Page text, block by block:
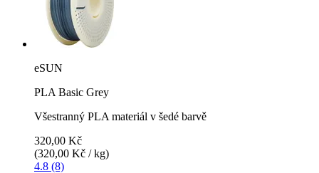
eSUN
PLA Basic Grey
Všestranný PLA materiál v šedé barvě
320,00 Kč
(320,00 Kč / kg)
4.8 (8)